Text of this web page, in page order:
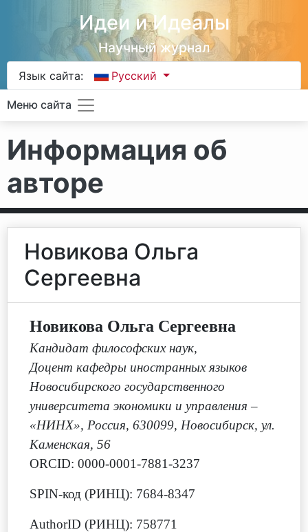
Идеи и Идеалы
Научный журнал
Язык сайта: Русский
Меню сайта
Информация об
авторе
Новикова Ольга
Сергеевна
Новикова Ольга Сергеевна
Кандидат философских наук,
Доцент кафедры иностранных языков
Новосибирского государственного
университета экономики и управления –
«НИНХ», Россия, 630099, Новосибирск, ул.
Каменская, 56
ORCID: 0000-0001-7881-3237
SPIN-код (РИНЦ): 7684-8347
AuthorID (РИНЦ): 758771